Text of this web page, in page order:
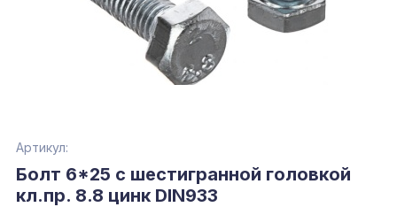
Артикул:
Болт 6*25 с шестигранной головкой
кл.пр. 8.8 цинк DIN933